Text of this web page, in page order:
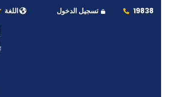
19838 تسجيل الدخول اللغة